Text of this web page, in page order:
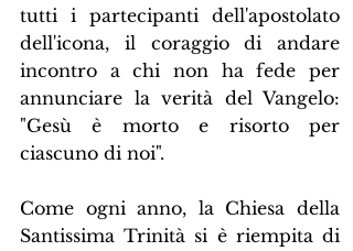
tutti i partecipanti dell'apostolato
dell'icona, il coraggio di andare
incontro a chi non ha fede per
annunciare la verità del Vangelo:
"Gesù è morto e risorto per
ciascuno di noi".
Come ogni anno, la Chiesa della
Santissima Trinità si è riempita di